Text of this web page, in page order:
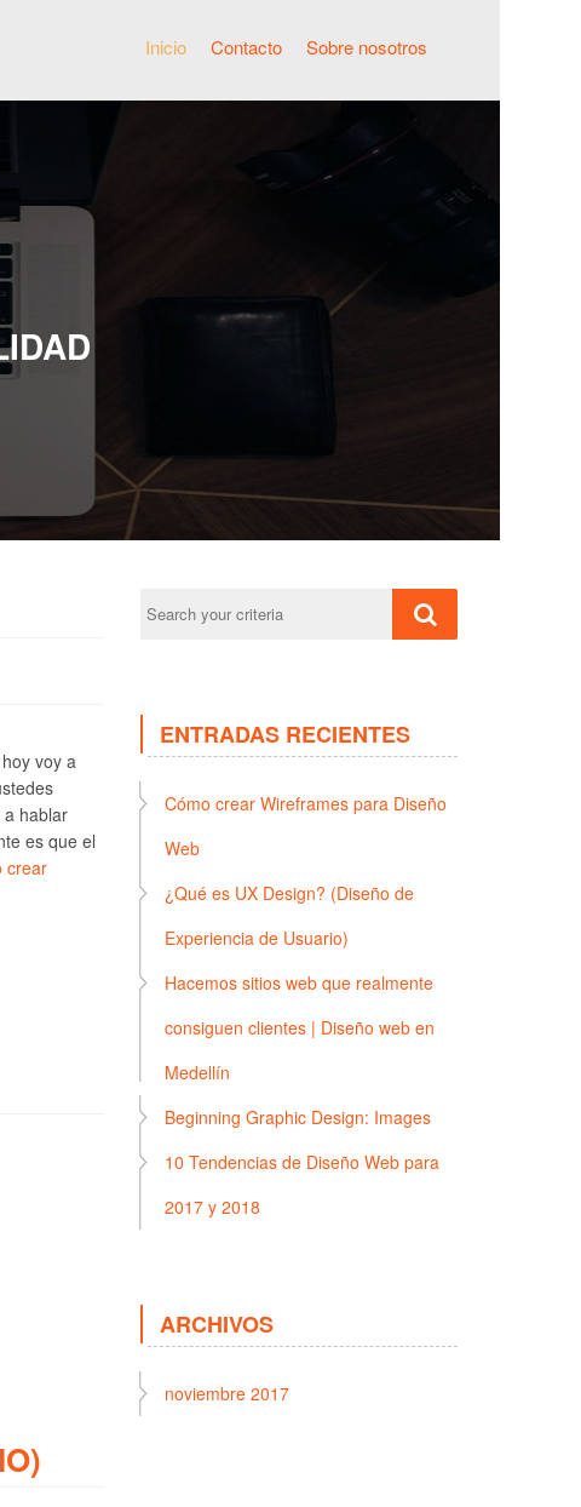
Inicio Contacto Sobre nosotros
voy a
a hablar
es que el
crear
ENTRADAS RECIENTES
Cómo crear Wireframes para Diseño
Web
¿Qué es UX Design? (Diseño de
Experiencia de Usuario)
Hacemos sitios web que realmente
consiguen clientes | Diseño web en
Medellín
Beginning Graphic Design: Images
10 Tendencias de Diseño Web para
2017 y 2018
ARCHIVOS
noviembre 2017